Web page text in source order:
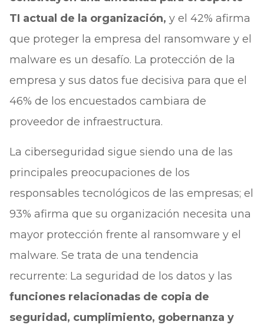
TI actual de la organización, y el 42% afirma
que proteger la empresa del ransomware y el
malware es un desafío. La protección de la
empresa y sus datos fue decisiva para que el
46% de los encuestados cambiara de
proveedor de infraestructura.
La ciberseguridad sigue siendo una de las
principales preocupaciones de los
responsables tecnológicos de las empresas; el
93% afirma que su organización necesita una
mayor protección frente al ransomware y el
malware. Se trata de una tendencia
recurrente: La seguridad de los datos y las
funciones relacionadas de copia de
seguridad, cumplimiento, gobernanza y